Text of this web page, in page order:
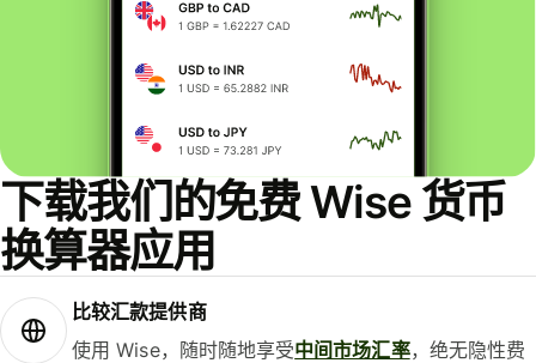
下载我们的免费 Wise 货币
换算器应用
比较汇款提供商
使用 Wise，随时随地享受中间市场汇率，绝无隐性费